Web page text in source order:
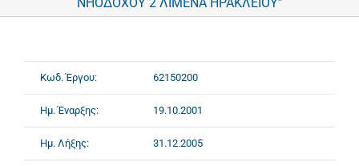
Κωδ. Έργου: 62150200
Ημ. Έναρξης: 19.10.2001
Ημ. Λήξης: 31.12.2005